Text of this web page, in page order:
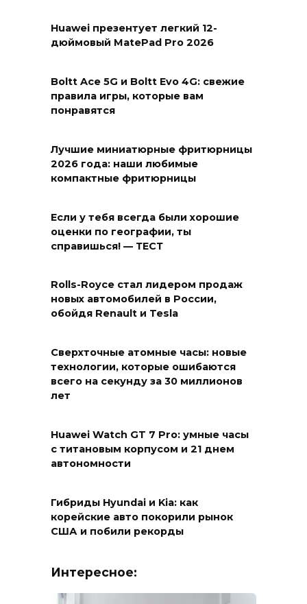
Huawei презентует легкий 12-
дюймовый MatePad Pro 2026
Boltt Ace 5G и Boltt Evo 4G: свежие
правила игры, которые вам
понравятся
Лучшие миниатюрные фритюрницы
2026 года: наши любимые
компактные фритюрницы
Если у тебя всегда были хорошие
оценки по географии, ты
справишься! — ТЕСТ
Rolls-Royce стал лидером продаж
новых автомобилей в России,
обойдя Renault и Tesla
Сверхточные атомные часы: новые
технологии, которые ошибаются
всего на секунду за 30 миллионов
лет
Huawei Watch GT 7 Pro: умные часы
с титановым корпусом и 21 днем
автономности
Гибриды Hyundai и Kia: как
корейские авто покорили рынок
США и побили рекорды
Интересное: